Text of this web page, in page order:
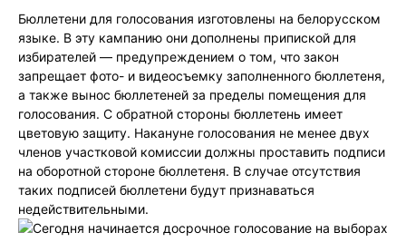
Бюллетени для голосования изготовлены на белорусском
языке. В эту кампанию они дополнены припиской для
избирателей — предупреждением о том, что закон
запрещает фото- и видеосъемку заполненного бюллетеня,
а также вынос бюллетеней за пределы помещения для
голосования. С обратной стороны бюллетень имеет
цветовую защиту. Накануне голосования не менее двух
членов участковой комиссии должны проставить подписи
на оборотной стороне бюллетеня. В случае отсутствия
таких подписей бюллетени будут признаваться
недействительными.